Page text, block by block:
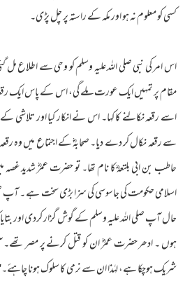
کسی کو معلوم نہ ہو اور مکہ کے راستہ پر چل پڑی۔
اس امر کی نبی صلی اللہ علیہ وسلم کو وحی سے اطلاع
مقام پر تمہیں ایک عورت ملے گی، اس کے پاس ایک رقعہ
اسے رقعہ نکالنے کا کہا۔ اس نے انکار کیا اور
سے رقعہ نکال کر دے دیا۔ صحابہؓ کے اجتماع میں وہ
حاطب بن ابی بلتعہؓ کا نام تھا۔ تو حضرت عمرؓ شدید
اسلامی حکومت کی جاسوسی کی سزا بڑی سخت ہے ۔ آپ
حال آپ صلی اللہ علیہ وسلم کے گوش گزار کردی اور
ہوں ۔ ادھر حضرت عمرؓ ان کو قتل کرنے پر مصر
شریک ہوچکا ہے، لہٰذا ان سے نرمی کا سلوک ہونا